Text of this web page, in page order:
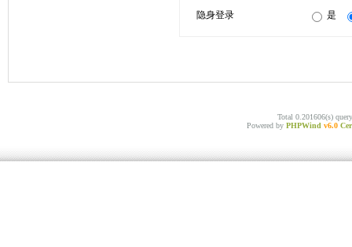
隐身登录 是
Total 0.201606(s)
Powered by PHPWind v6.0